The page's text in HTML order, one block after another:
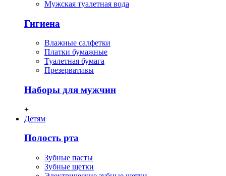
Мужская туалетная вода
Гигиена
Влажные салфетки
Платки бумажные
Туалетная бумага
Презервативы
Наборы для мужчин
+
Детям
Полость рта
Зубные пасты
Зубные щетки